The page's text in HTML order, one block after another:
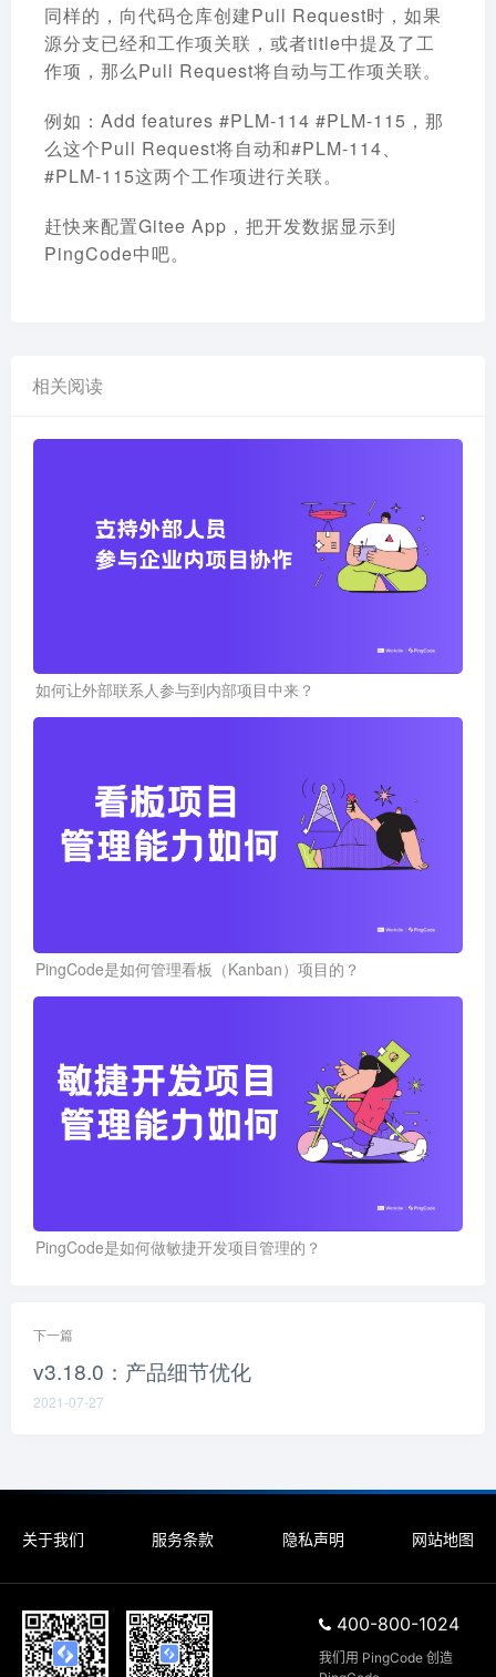
同样的，向代码仓库创建Pull Request时，如果
源分支已经和工作项关联，或者title中提及了工
作项，那么Pull Request将自动与工作项关联。
例如：Add features #PLM-114 #PLM-115，那
么这个Pull Request将自动和#PLM-114、
#PLM-115这两个工作项进行关联。
赶快来配置Gitee App，把开发数据显示到
PingCode中吧。
相关阅读
如何让外部联系人参与到内部项目中来？
PingCode是如何管理看板（Kanban）项目的？
PingCode是如何做敏捷开发项目管理的？
下一篇
v3.18.0：产品细节优化
2021-07-27
关于我们 服务条款 隐私声明 网站地图
400-800-1024
我们用 PingCode 创造